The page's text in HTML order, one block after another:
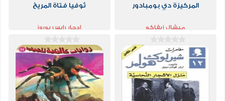
المركيزة دي بومبادور
ميشال زيفاكو
ثوفيا فتاة المريخ
ادجار رايس بوروز